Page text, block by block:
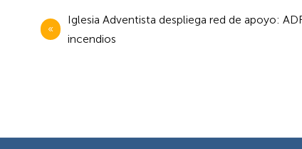
Navegación
de
Iglesia Adventista despliega red de apoyo:
incendios